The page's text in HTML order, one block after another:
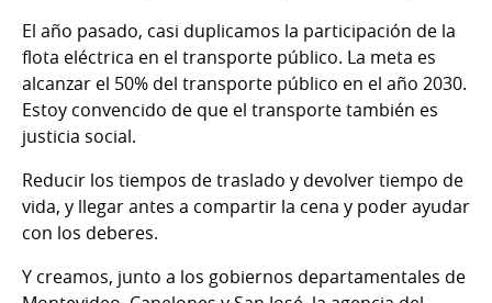
El año pasado, casi duplicamos la participación de la
flota eléctrica en el transporte público. La meta es
alcanzar el 50% del transporte público en el año 2030.
Estoy convencido de que el transporte también es
justicia social.
Reducir los tiempos de traslado y devolver tiempo de
vida, y llegar antes a compartir la cena y poder ayudar
con los deberes.
Y creamos, junto a los gobiernos departamentales de